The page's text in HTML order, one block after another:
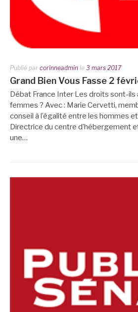
Publié par corinneadmin le 3 mars 2017
Grand Bien Vous Fasse 2
Débat France Inter Les droits sont-ils
femmes ? Avec : Marie Cervetti,
conseil à l’égalité entre les hommes
Directrice du centre d’hébergement
une…